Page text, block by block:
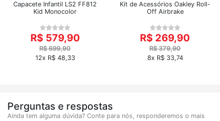
Capacete Infantil LS2 FF812
Kid Monocolor
R$ 579,90
R$ 699,90
12x R$ 48,33
Kit de Acessórios Oakley Roll-
Off Airbrake
R$ 269,90
R$ 379,90
8x R$ 33,74
Perguntas e respostas
Ainda tem alguma dúvida? Conte para nós, responderemos o mais